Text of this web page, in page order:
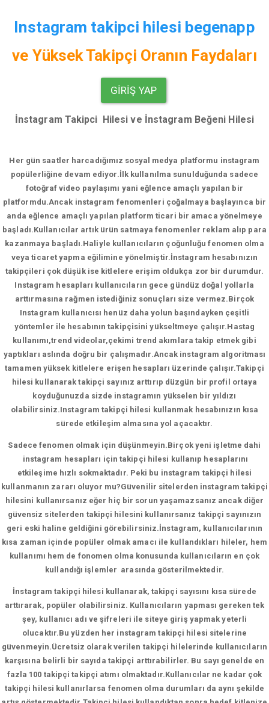
Instagram takipci hilesi begenapp
ve Yüksek Takipçi Oranın Faydaları
GIRIŞ YAP
İnstagram Takipci Hilesi ve İnstagram Beğeni Hilesi
Her gün saatler harcadığımız sosyal medya platformu instagram
popülerliğine devam ediyor.İlk kullanılma sunulduğunda sadece
fotoğraf video paylaşımı yani eğlence amaçlı yapılan bir
platformdu.Ancak instagram fenomenleri çoğalmaya başlayınca bir
anda eğlence amaçlı yapılan platform ticari bir amaca yönelmeye
başladı.Kullanıcılar artık ürün satmaya fenomenler reklam alıp para
kazanmaya başladı.Haliyle kullanıcıların çoğunluğu fenomen olma
veya ticaret yapma eğilimine yönelmiştir.İnstagram hesabınızın
takipçileri çok düşük ise kitlelere erişim oldukça zor bir durumdur.
Instagram hesapları kullanıcıların gece gündüz doğal yollarla
arttırmasına rağmen istediğiniz sonuçları size vermez.Birçok
Instagram kullanıcısı henüz daha yolun başındayken çeşitli
yöntemler ile hesabının takipçisini yükseltmeye çalışır.Hastag
kullanımı,trend videolar,çekimi trend akımlara takip etmek gibi
yaptıkları aslında doğru bir çalışmadır.Ancak instagram algoritması
tamamen yüksek kitlelere erişen hesapları üzerinde çalışır.Takipçi
hilesi kullanarak takipçi sayınız arttırıp düzgün bir profil ortaya
koyduğunuzda sizde instagramın yükselen bir yıldızı
olabilirsiniz.Instagram takipçi hilesi kullanmak hesabınızın kısa
sürede etkileşim almasına yol açacaktır.
Sadece fenomen olmak için düşünmeyin.Birçok yeni işletme dahi
instagram hesapları için takipçi hilesi kullanıp hesaplarını
etkileşime hızlı sokmaktadır. Peki bu instagram takipçi hilesi
kullanmanın zararı oluyor mu?Güvenilir sitelerden instagram takipçi
hilesini kullanırsanız eğer hiç bir sorun yaşamazsanız ancak diğer
güvensiz sitelerden takipçi hilesini kullanırsanız takipçi sayınızın
geri eski haline geldiğini görebilirsiniz.İnstagram, kullanıcılarının
kısa zaman içinde popüler olmak amacı ile kullandıkları hileler, hem
kullanımı hem de fonomen olma konusunda kullanıcıların en çok
kullandığı işlemler arasında gösterilmektedir.
İnstagram takipçi hilesi kullanarak, takipçi sayısını kısa sürede
arttırarak, popüler olabilirsiniz. Kullanıcıların yapması gereken tek
şey, kullanıcı adı ve şifreleri ile siteye giriş yapmak yeterli
olucaktır.Bu yüzden her instagram takipçi hilesi sitelerine
güvenmeyin.Ücretsiz olarak verilen takipçi hilelerinde kullanıcıların
karşısına belirli bir sayıda takipçi arttırabilirler. Bu sayı genelde en
fazla 100 takipçi takipçi atımı olmaktadır.Kullanıcılar ne kadar çok
takipçi hilesi kullanırlarsa fenomen olma durumları da aynı şekilde